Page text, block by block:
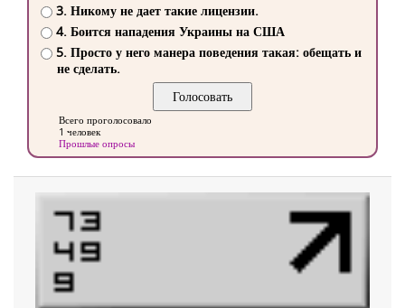
3. Никому не дает такие лицензии.
4. Боится нападения Украины на США
5. Просто у него манера поведения такая: обещать и
не сделать.
Всего проголосовало
1 человек
Прошлые опросы